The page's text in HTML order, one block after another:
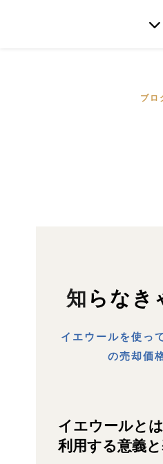
ブロ
知らな
イエウールを使っ
の売却価
イエウールと
利用する意義